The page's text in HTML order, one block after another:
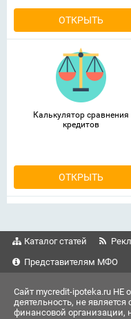
ОТКРЫТЬ
Калькулятор сравнения
кредитов
ОТКРЫТЬ
Каталог статей
Представителям МФО
Сайт mycredit-ipoteka.ru НЕ
деятельность, не
финансовой организации,